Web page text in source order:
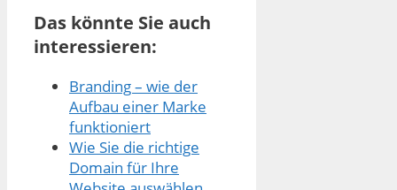
Das könnte Sie auch
interessieren:
Branding – wie der
Aufbau einer Marke
funktioniert
Wie Sie die richtige
Domain für Ihre